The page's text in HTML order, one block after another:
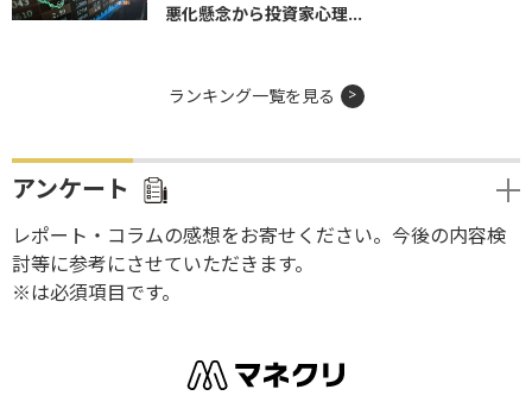
悪化懸念から投資家心理...
ランキング一覧を見る
アンケート
レポート・コラムの感想をお寄せください。今後の内容検
討等に参考にさせていただきます。
※は必須項目です。